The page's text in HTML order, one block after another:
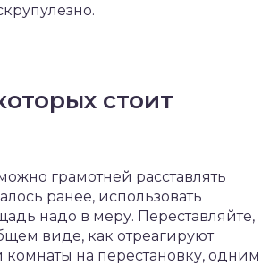
стоит
грамотней расставлять
ранее, использовать
надо в меру. Переставляйте,
виде, как отреагируют
комнаты на перестановку, одним